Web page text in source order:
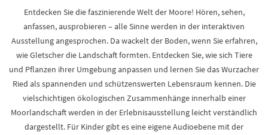
Entdecken Sie die faszinierende Welt der Moore! Hören, sehen,
anfassen, ausprobieren – alle Sinne werden in der interaktiven
Ausstellung angesprochen. Da wackelt der Boden, wenn Sie erfahren,
wie Gletscher die Landschaft formten. Entdecken Sie, wie sich Tiere
und Pflanzen ihrer Umgebung anpassen und lernen Sie das Wurzacher
Ried als spannenden und schützenswerten Lebensraum kennen. Die
vielschichtigen ökologischen Zusammenhänge innerhalb einer
Moorlandschaft werden in der Erlebnisausstellung leicht verständlich
dargestellt. Für Kinder gibt es eine eigene Audioebene mit der